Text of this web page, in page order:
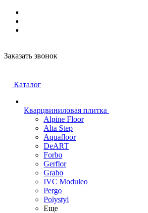
Заказать звонок
Каталог
Кварцвиниловая плитка
Alpine Floor
Alta Step
Aquafloor
DeART
Forbo
Gerflor
Grabo
IVC Moduleo
Pergo
Polystyl
Еще